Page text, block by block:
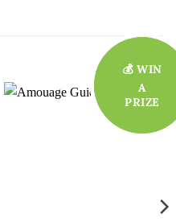
💰 WIN
A
PRIZE
💰 WIN
A
PRIZE